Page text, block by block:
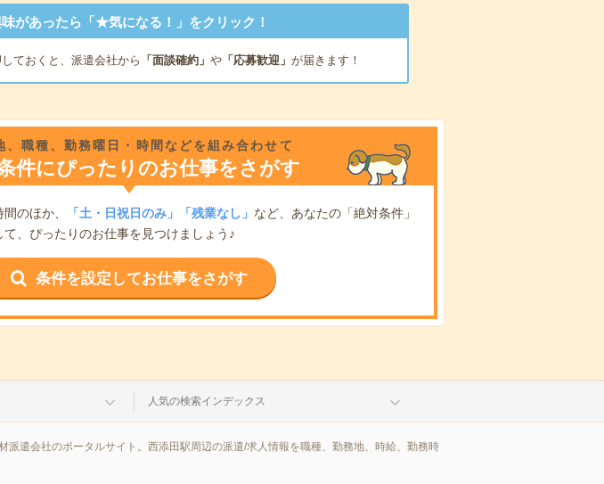
があったら「★気になる！」をクリック！
しておくと、派遣会社から 「面談確約」 や「応募歓迎」 が届きます！
、職種、勤務曜日・時間などを組み合わせて
件にぴったりのお仕事をさがす
のほか、 「土・日祝日のみ」「残業なし」 など、あなたの「絶対条件」
、ぴったりのお仕事を見つけましょう♪
条件を設定してお仕事をさがす
人気の検索インデックス
遣会社のポータルサイト。西添田駅周辺の派遣/求人情報を職種、勤務地、時給、勤務時